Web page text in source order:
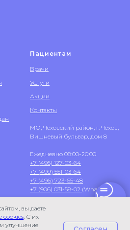
вы даете
cookies. С их
улучшение
Пациентам
Врачи
Услуги
Акции
Контакты
МО, Чеховский район, г. Чехов,
Вишневый бульвар, дом 8
Ежедневно 08:00-20:00
+7 (495) 127-03-64
+7 (499) 551-03-64
+7 (496) 723-65-48
+7 (906) 031-58-02 (WhatsApp)